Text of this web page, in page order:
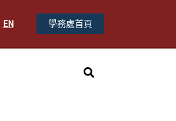
EN 學務處首頁
搜